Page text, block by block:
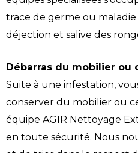
trace de germe ou maladie
déjection et salive des
Débarras du mobilier ou
Suite à une infestation,
conserver du mobilier ou
équipe AGIR Nettoyage
en toute sécurité. Nous